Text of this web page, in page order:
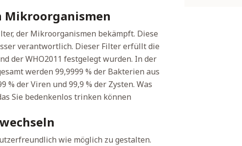
Mikroorganismen
der Mikroorganismen bekämpft. Diese
verantwortlich. Dieser Filter erfüllt die
der WHO2011 festgelegt wurden. In der
werden 99,9999 % der Bakterien aus
der Viren und 99,9 % der Zysten. Was
Sie bedenkenlos trinken können
wie möglich zu gestalten.